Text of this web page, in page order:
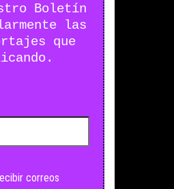
Boletín
las
que
correos